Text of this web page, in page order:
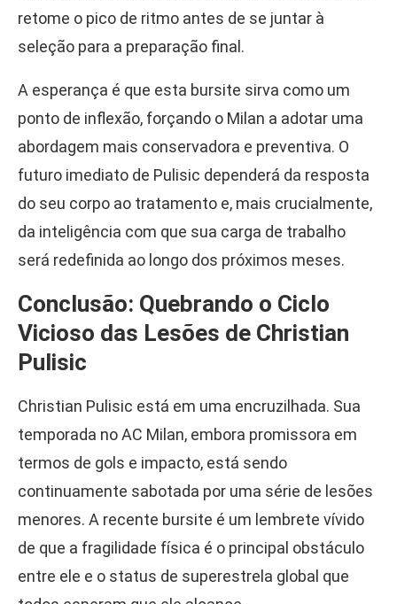
retome o pico de ritmo antes de se juntar à
seleção para a preparação final.
A esperança é que esta bursite sirva como um
ponto de inflexão, forçando o Milan a adotar uma
abordagem mais conservadora e preventiva. O
futuro imediato de Pulisic dependerá da resposta
do seu corpo ao tratamento e, mais crucialmente,
da inteligência com que sua carga de trabalho
será redefinida ao longo dos próximos meses.
Conclusão: Quebrando o Ciclo
Vicioso das Lesões de Christian
Pulisic
Christian Pulisic está em uma encruzilhada. Sua
temporada no AC Milan, embora promissora em
termos de gols e impacto, está sendo
continuamente sabotada por uma série de lesões
menores. A recente bursite é um lembrete vívido
de que a fragilidade física é o principal obstáculo
entre ele e o status de superestrela global que